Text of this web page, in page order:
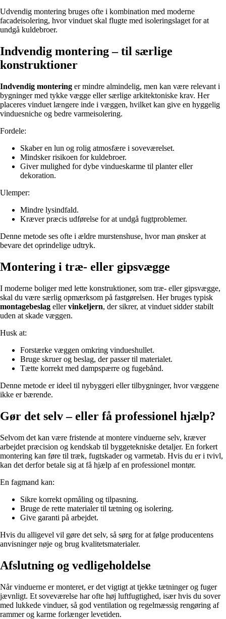
Udvendig montering bruges ofte i kombination med moderne
facadeisolering, hvor vinduet skal flugte med isoleringslaget for at
undgå kuldebroer.
Indvendig montering – til særlige
konstruktioner
Indvendig montering er mindre almindelig, men kan være relevant i
bygninger med tykke vægge eller særlige arkitektoniske krav. Her
placeres vinduet længere inde i væggen, hvilket kan give en hyggelig
vinduesniche og bedre varmeisolering.
Fordele:
Skaber en lun og rolig atmosfære i soveværelset.
Mindsker risikoen for kuldebroer.
Giver mulighed for dybe vindueskarme til planter eller
dekoration.
Ulemper:
Mindre lysindfald.
Kræver præcis udførelse for at undgå fugtproblemer.
Denne metode ses ofte i ældre murstenshuse, hvor man ønsker at
bevare det oprindelige udtryk.
Montering i træ- eller gipsvægge
I moderne boliger med lette konstruktioner, som træ- eller gipsvægge,
skal du være særlig opmærksom på fastgørelsen. Her bruges typisk
montagebeslag ellervinkeljern, der sikrer, at vinduet sidder stabilt
uden at skade væggen.
Husk at:
Forstærke væggen omkring vindueshullet.
Bruge skruer og beslag, der passer til materialet.
Tætte korrekt med dampspærre og fugebånd.
Denne metode er ideel til nybyggeri eller tilbygninger, hvor væggene
ikke er bærende.
Gør det selv – eller få professionel hjælp?
Selvom det kan være fristende at montere vinduerne selv, kræver
arbejdet præcision og kendskab til byggetekniske detaljer. En forkert
montering kan føre til træk, fugtskader og varmetab. Hvis du er i tvivl,
kan det derfor betale sig at få hjælp af en professionel montør.
En fagmand kan:
Sikre korrekt opmåling og tilpasning.
Bruge de rette materialer til tætning og isolering.
Give garanti på arbejdet.
Hvis du alligevel vil gøre det selv, så sørg for at følge producentens
anvisninger nøje og brug kvalitetsmaterialer.
Afslutning og vedligeholdelse
Når vinduerne er monteret, er det vigtigt at tjekke tætninger og fuger
jævnligt. Et soveværelse har ofte høj luftfugtighed, især hvis du sover
med lukkede vinduer, så god ventilation og regelmæssig rengøring af
rammer og karme forlænger levetiden.